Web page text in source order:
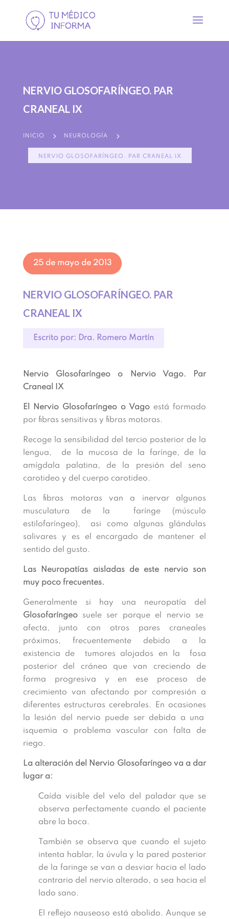
NERVIO GLOSOFARÍNGEO. PAR
CRANEAL IX
INICIO 5 NEUROLOGÍA 5
NERVIO GLOSOFARÍNGEO. PAR CRANEAL IX
25 de mayo de 2013
NERVIO GLOSOFARÍNGEO. PAR
CRANEAL IX
Escrito por: Dra. Romero Martín
Nervio Glosofaríngeo o Nervio Vago. Par
Craneal IX
El Nervio Glosofaríngeo o Vago está formado
por fibras sensitivas y fibras motoras.
Recoge la sensibilidad del tercio posterior de la
lengua, de la mucosa de la farínge, de la
amígdala palatina, de la presión del seno
carotideo y del cuerpo carotideo.
Las fibras motoras van a inervar algunos
musculatura de la farínge (músculo
estilofaríngeo), asi como algunas glándulas
salivares y es el encargado de mantener el
sentido del gusto.
Las Neuropatías aisladas de este nervio son
muy poco frecuentes.
Generalmente si hay una neuropatía del
Glosofaríngeosuele ser porque el nervio se
afecta, junto con otros pares craneales
próximos, frecuentemente debido a la
existencia de tumores alojados en la fosa
posterior del cráneo que van creciendo de
forma progresiva y en ese proceso de
crecimiento van afectando por compresión a
diferentes estructuras cerebrales. En ocasiones
la lesión del nervio puede ser debida a una
isquemia o problema vascular con falta de
riego.
La alteración del Nervio Glosofaríngeo va a dar
lugar a:
Caída visible del velo del paladar que se
observa perfectamente cuando el paciente
abre la boca.
También se observa que cuando el sujeto
intenta hablar, la úvula y la pared posterior
de la faringe se van a desviar hacia el lado
contrario del nervio alterado, o sea hacia el
lado sano.
El reflejo nauseoso está abolido. Aunque se